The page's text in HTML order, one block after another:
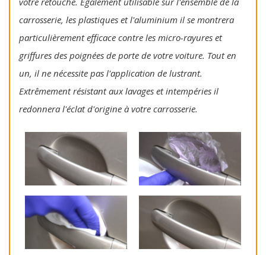
carrosserie, les plastiques et l'aluminium il se montrera
particulièrement efficace contre les micro-rayures et
griffures des poignées de porte de votre voiture. Tout en
un, il ne nécessite pas l'application de lustrant.
Extrêmement résistant aux lavages et intempéries il
redonnera l'éclat d'origine à votre carrosserie.